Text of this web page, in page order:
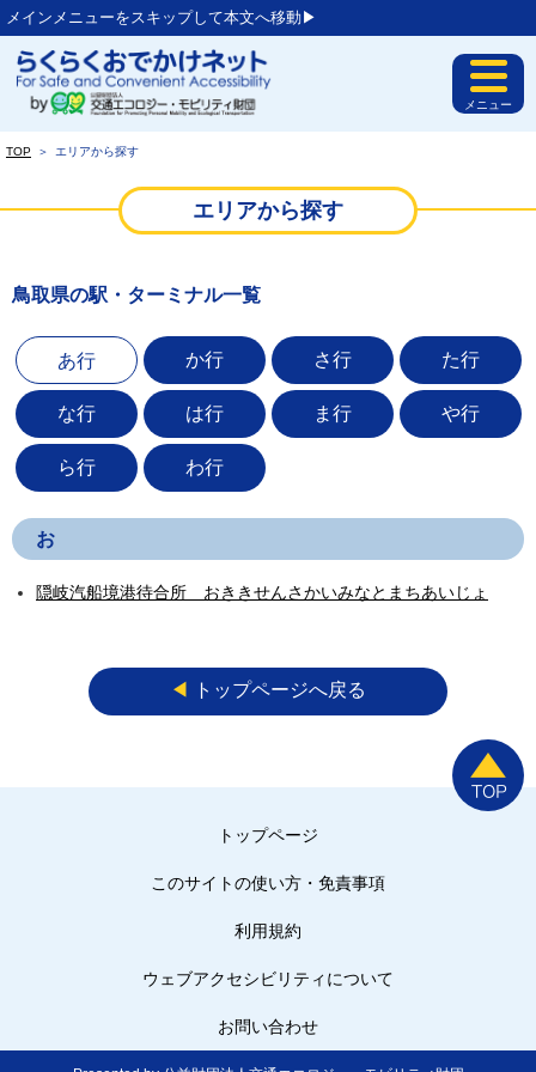
メインメニューをスキップして本文へ移動▶︎
メニュー
TOP ＞ エリアから探す
エリアから探す
鳥取県の駅・ターミナル一覧
あ行 か行 さ行 た行
な行 は行 ま行 や行
ら行 わ行
お
隠岐汽船境港待合所 おききせんさかいみなとまちあいじょ
◀︎ トップページへ戻る
トップページ
このサイトの使い方・免責事項
利用規約
ウェブアクセシビリティについて
お問い合わせ